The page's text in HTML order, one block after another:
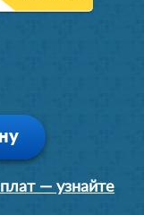
— узнайте